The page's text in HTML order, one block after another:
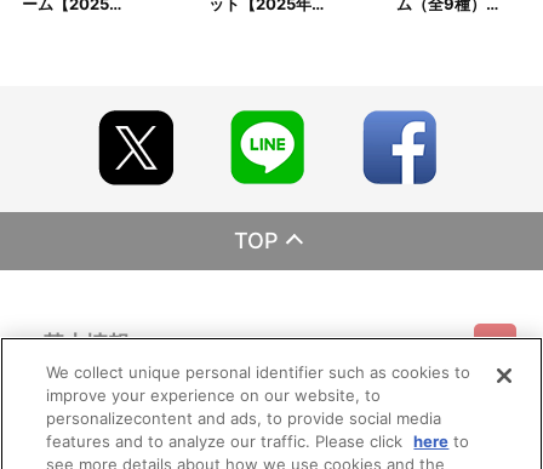
える場合がございます。
■ご注文・お支払いについて
※ご注文は、１注文につき２個までとなります。
※A-on STOREでの決済方法は「カード決済」、「コンビニ決
済」、「Pay-easy（ペイジー）」、「WEB・スマホ決済」のみと
※メール受信設定を行っているお客様につきましては、必ず
[@bnfw.co.jp]のドメイン指定受信の設定をお願いいたします。
※決済方法「カード決済」を選択時は、ご注文日の翌日以降に決
済処理を実施いたします。
※決済方法「コンビニ決済」「Pay-easy（ペイジー）」を選択時
は、メールにてご案内させていただきましたお支払期日までに購
入・決済手続きが行われなかった場合は、キャンセル扱いとして手
続きをいたします。
TOP
基本情報
利用規約 特定商取引法に基づく表示 プライバシーポリシー
ご利用情報
We collect unique personal identifier such as cookies to
improve your experience on our website, to
personalizecontent and ads, to provide social media
features and to analyze our traffic. Please click here to
see more details about how we use cookies and the